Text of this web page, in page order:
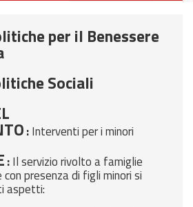
per il Benessere
Sociali
:Interventi per i minori
:Il servizio rivolto a famiglie
presenza di figli minori si
aspetti: